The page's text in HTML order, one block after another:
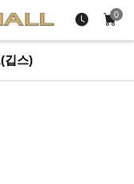
0
깁스)